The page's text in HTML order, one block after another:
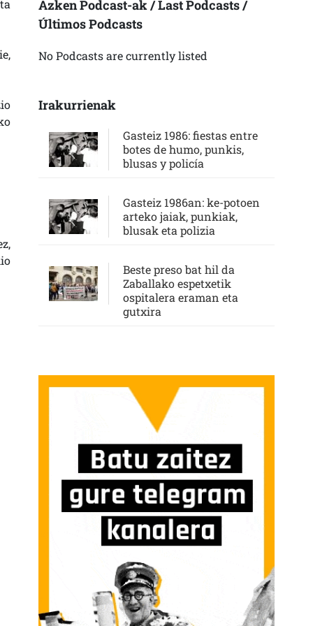
Azken Podcast-ak / Last Podcasts /
Últimos Podcasts
No Podcasts are currently listed
Irakurrienak
Gasteiz 1986: fiestas entre
botes de humo, punkis,
blusas y policía
Gasteiz 1986an: ke-potoen
arteko jaiak, punkiak,
blusak eta polizia
Beste preso bat hil da
Zaballako espetxetik
ospitalera eraman eta
gutxira